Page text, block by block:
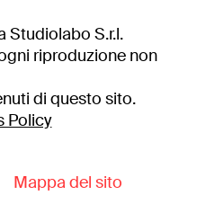
S.r.l.
riproduzione non
di questo sito.
Policy
Mappa del sito